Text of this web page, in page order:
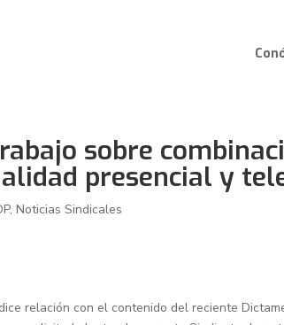
sobre
presencial y
,Noticias Sindicales
relación con el contenido del reciente